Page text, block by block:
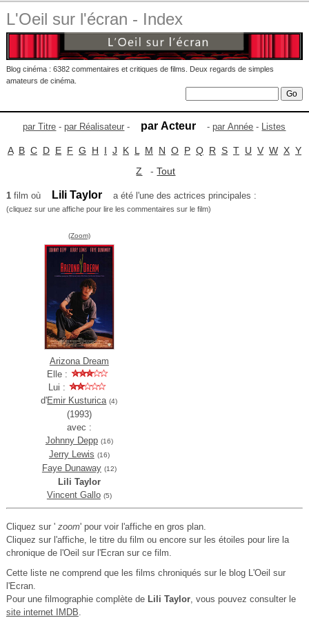
L'Oeil sur l'écran - Index
Blog cinéma : 6382 commentaires et critiques de films. Deux regards de simples
amateurs de cinéma.
par Titre -par Réalisateur - par Acteur -par Année - Listes
A B C D E F G H I J K L M N O P Q R S T U V W X Y
Z -Tout
1film où Lili Taylor a été l'une des actrices principales :
(cliquez sur une affiche pour lire les commentaires sur le film)
(Zoom)
Arizona Dream
Elle :
Lui :
d'Emir Kusturica (4)
(1993)
avec :
Johnny Depp (16)
Jerry Lewis (16)
Faye Dunaway (12)
Lili Taylor
Vincent Gallo (5)
Cliquez sur ' zoom' pour voir l'affiche en gros plan.
Cliquez sur l'affiche, le titre du film ou encore sur les étoiles pour lire la
chronique de l'Oeil sur l'Ecran sur ce film.
Cette liste ne comprend que les films chroniqués sur le blog L'Oeil sur
l'Ecran.
Pour une filmographie complète de Lili Taylor, vous pouvez consulter le
site internet IMDB.